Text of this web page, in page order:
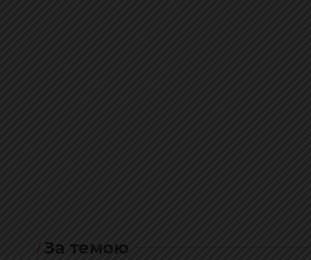
За темою